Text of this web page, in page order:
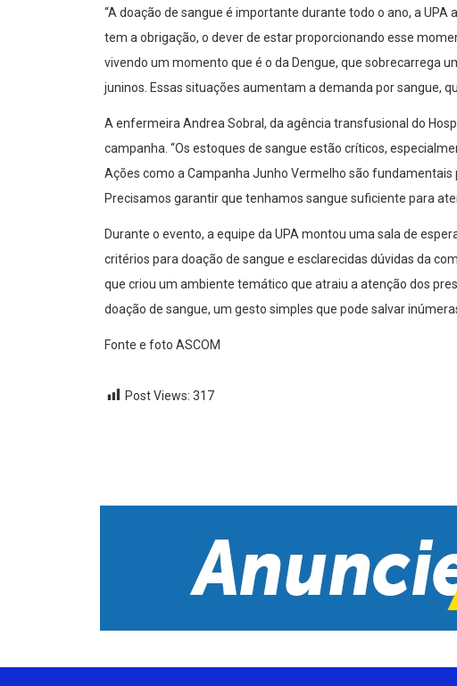
“A doação de sangue é importante durante todo o ano, a
tem a obrigação, o dever de estar proporcionando esse
vivendo um momento que é o da Dengue, que sobrecarrega
juninos. Essas situações aumentam a demanda por sangue,
A enfermeira Andrea Sobral, da agência transfusional do
campanha. “Os estoques de sangue estão críticos,
Ações como a Campanha Junho Vermelho são fundamentais
Precisamos garantir que tenhamos sangue suficiente para
Durante o evento, a equipe da UPA montou uma sala de
critérios para doação de sangue e esclarecidas dúvidas da
que criou um ambiente temático que atraiu a atenção dos
doação de sangue, um gesto simples que pode salvar
Fonte e foto ASCOM
Post Views: 317